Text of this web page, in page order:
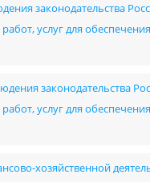
законодательства
работ, услуг для
законодательства
работ, услуг для
хозяйственной